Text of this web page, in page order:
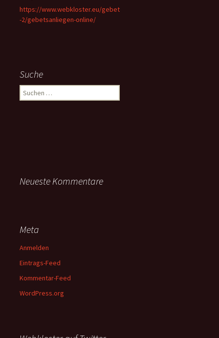
https://www.webkloster.eu/gebet
-2/gebetsanliegen-online/
Suche
Suchen
nach:
Neueste Kommentare
Meta
Anmelden
Eintrags-Feed
Kommentar-Feed
WordPress.org